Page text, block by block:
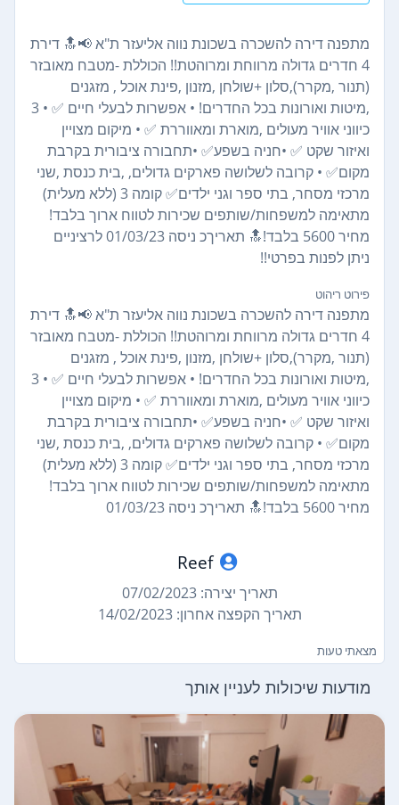
מתפנה דירה להשכרה בשכונת נווה אליעזר ת"א 📢🔝 דירת
4 חדרים גדולה מרווחת ומרוהטת!! הכוללת -מטבח מאובזר
(תנור ,מקרר),סלון +שולחן ,מזנון ,פינת אוכל , מזגנים
,מיטות ואורונות בכל החדרים! • אפשרות לבעלי חיים ✅ • 3
כיווני אוויר מעולים ,מוארת ומאווררת ✅ • מיקום מצויין
ואיזור שקט ✅ •חניה בשפע✅ •תחבורה ציבורית בקרבת
מקום✅ • קרובה לשלושה פארקים גדולים, ,בית כנסת ,שני
מרכזי מסחר, בתי ספר וגני ילדים✅ קומה 3 (ללא מעלית)
מתאימה למשפחות/שותפים שכירות לטווח ארוך בלבד!
מחיר 5600 בלבד!🔝 תאריךכ ניסה 01/03/23 לרציניים
ניתן לפנות בפרטי!!
פירוט ריהוט
מתפנה דירה להשכרה בשכונת נווה אליעזר ת"א 📢🔝 דירת
4 חדרים גדולה מרווחת ומרוהטת!! הכוללת -מטבח מאובזר
(תנור ,מקרר),סלון +שולחן ,מזנון ,פינת אוכל , מזגנים
,מיטות ואורונות בכל החדרים! • אפשרות לבעלי חיים ✅ • 3
כיווני אוויר מעולים ,מוארת ומאווררת ✅ • מיקום מצויין
ואיזור שקט ✅ •חניה בשפע✅ •תחבורה ציבורית בקרבת
מקום✅ • קרובה לשלושה פארקים גדולים, ,בית כנסת ,שני
מרכזי מסחר, בתי ספר וגני ילדים✅ קומה 3 (ללא מעלית)
מתאימה למשפחות/שותפים שכירות לטווח ארוך בלבד!
מחיר 5600 בלבד!🔝 תאריךכ ניסה 01/03/23
Reef
תאריך יצירה: 07/02/2023
תאריך הקפצה אחרון: 14/02/2023
מצאתי טעות
מודעות שיכולות לעניין אותך